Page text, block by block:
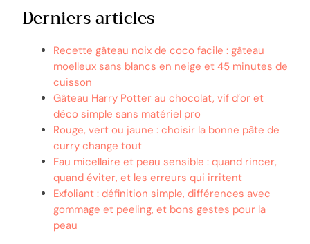
Derniers articles
Recette gâteau noix de coco facile : gâteau
moelleux sans blancs en neige et 45 minutes de
cuisson
Gâteau Harry Potter au chocolat, vif d’or et
déco simple sans matériel pro
Rouge, vert ou jaune : choisir la bonne pâte de
curry change tout
Eau micellaire et peau sensible : quand rincer,
quand éviter, et les erreurs qui irritent
Exfoliant : définition simple, différences avec
gommage et peeling, et bons gestes pour la
peau